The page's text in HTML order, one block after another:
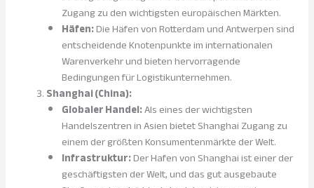
Zugang zu den wichtigsten europäischen Märkten.
Häfen:Die Häfen von Rotterdam und Antwerpen sind
entscheidende Knotenpunkte im internationalen
Warenverkehr und bieten hervorragende
Bedingungen für Logistikunternehmen.
Shanghai (China):
Globaler Handel:Als eines der wichtigsten
Handelszentren in Asien bietet Shanghai Zugang zu
einem der größten Konsumentenmärkte der Welt.
Infrastruktur:Der Hafen von Shanghai ist einer der
geschäftigsten der Welt, und das gut ausgebaute